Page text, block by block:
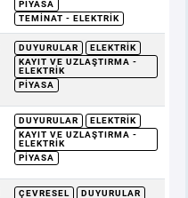
PIYASA
TEMINAT - ELEKTRIK
DUYURULAR
ELEKTRIK
KAYIT VE UZLAŞTIRMA -
ELEKTRIK
PIYASA
DUYURULAR
ELEKTRIK
KAYIT VE UZLAŞTIRMA -
ELEKTRIK
PIYASA
ÇEVRESEL
DUYURULAR